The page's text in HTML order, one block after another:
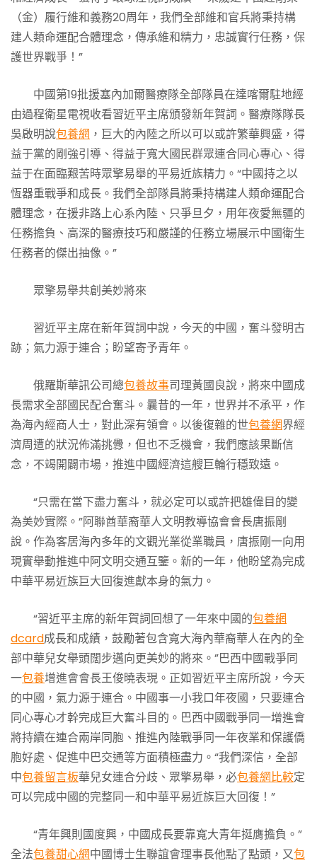
（金）履行維和義務20周年，我們全部維和官兵將秉持構
建人類命運配合體理念，傳承維和精力，忠誠實行任務，保
護世界戰爭！”
中國第19批援塞內加爾醫療隊全部隊員在達喀爾駐地經
由過程衛星電視收看習近平主席頒發新年賀詞。醫療隊隊長
吳啟明說包養網 ，巨大的內陸之所以可以或許繁華興盛，得
益于黨的剛強引導、得益于寬大國民群眾連合同心專心、得
益于在面臨艱苦時眾擎易舉的平易近族精力。“中國持之以
恆器重戰爭和成長。我們全部隊員將秉持構建人類命運配合
體理念，在援非路上心系內陸、只爭旦夕，用年夜愛無疆的
任務擔負、高深的醫療技巧和嚴謹的任務立場展示中國衛生
任務者的傑出抽像。”
眾擎易舉共創美妙將來
習近平主席在新年賀詞中說，今天的中國，奮斗發明古
跡；氣力源于連合；盼望寄予青年。
俄羅斯華訊公司總包養故事司理黃國良說，將來中國成
長需求全部國民配合奮斗。曩昔的一年，世界并不承平，作
為海內經商人士，對此深有領會。以後復雜的世包養網界經
濟周遭的狀況佈滿挑釁，但也不乏機會，我們應該果斷信
念，不竭開闢市場，推進中國經濟這艘巨輪行穩致遠。
“只需在當下盡力奮斗，就必定可以或許把雄偉目的變
為美妙實際。”阿聯酋華裔華人文明教導協會會長唐振剛
說。作為客居海內多年的文觀光業從業職員，唐振剛一向用
現實舉動推進中阿文明交通互鑒。新的一年，他盼望為完成
中華平易近族巨大回復進獻本身的氣力。
“習近平主席的新年賀詞回想了一年來中國的包養網
dcard成長和成績，鼓勵著包含寬大海內華裔華人在內的全
部中華兒女舉頭闊步邁向更美妙的將來。”巴西中國戰爭同
一包養增進會會長王俊曉表現。正如習近平主席所說，今天
的中國，氣力源于連合。中國事一小我口年夜國，只要連合
同心專心才幹完成巨大奮斗目的。巴西中國戰爭同一增進會
將持續在連合兩岸同胞、推進內陸戰爭同一年夜業和保護僑
胞好處、促進中巴交通等方面積極盡力。“我們深信，全部
中包養留言板華兒女連合分歧、眾擎易舉，必包養網比較定
可以完成中國的完整同一和中華平易近族巨大回復！”
“青年興則國度興，中國成長要靠寬大青年挺膺擔負。”
全法包養甜心網中國博士生聯誼會理事長他點了點頭，又包